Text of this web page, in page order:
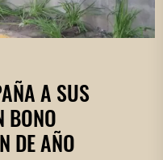
A SUS
BONO
DE AÑO